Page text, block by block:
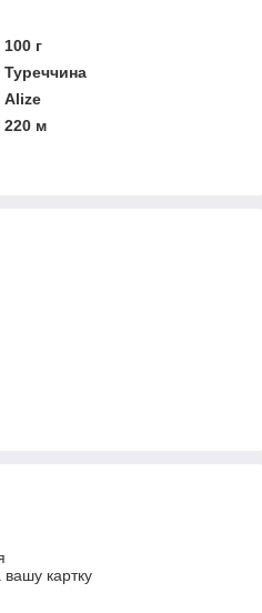
100 г
Туреччина
Alize
220 м
вашу картку